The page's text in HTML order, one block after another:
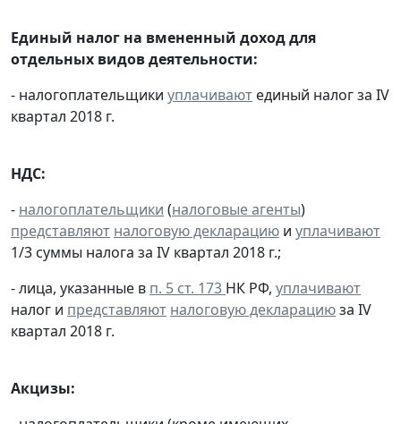
Единый налог на вмененный доход для
отдельных видов деятельности:
- налогоплательщики уплачивают единый налог за IV
квартал 2018 г.
НДС:
- налогоплательщики (налоговые агенты)
представляют налоговую декларацию и уплачивают
1/3 суммы налога за IV квартал 2018 г.;
- лица, указанные в п. 5 ст. 173 НК РФ, уплачивают
налог и представляют налоговую декларациюза IV
квартал 2018 г.
Акцизы: